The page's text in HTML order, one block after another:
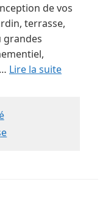
de vos
terrasse,
grandes
Lire la suite